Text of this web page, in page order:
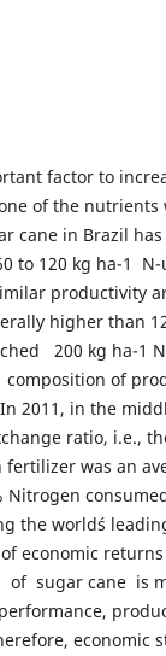
factor to
of the nutrients
cane in Brazil
to 120 kg ha-1 N-
productivity
higher than
200 kg ha-1
of
2011, in the
ratio, i.e.,
was an
the world´s
economic
of sugar cane is
economic